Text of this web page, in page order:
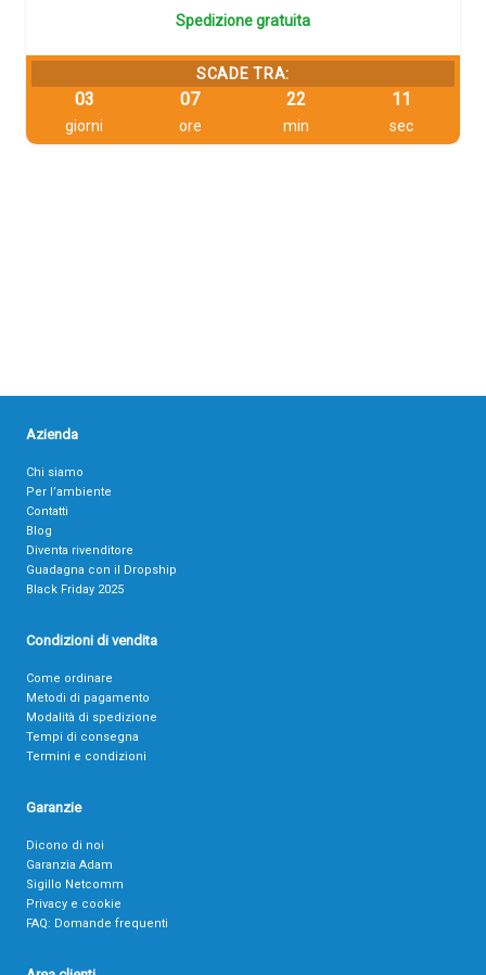
Spedizione gratuita
SCADE TRA:
03
giorni
07
ore
22
min
11
sec
Azienda
Chi siamo
Per l’ambiente
Contatti
Blog
Diventa rivenditore
Guadagna con il Dropship
Black Friday 2025
Condizioni di vendita
Come ordinare
Metodi di pagamento
Modalità di spedizione
Tempi di consegna
Termini e condizioni
Garanzie
Dicono di noi
Garanzia Adam
Sigillo Netcomm
Privacy e cookie
FAQ: Domande frequenti